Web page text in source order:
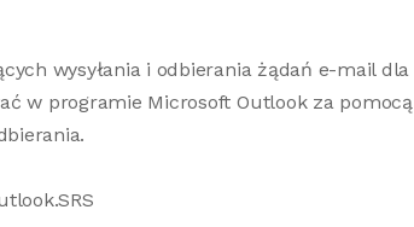
wysyłania i odbierania żądań e-mail dla
w programie Microsoft Outlook za pomocą